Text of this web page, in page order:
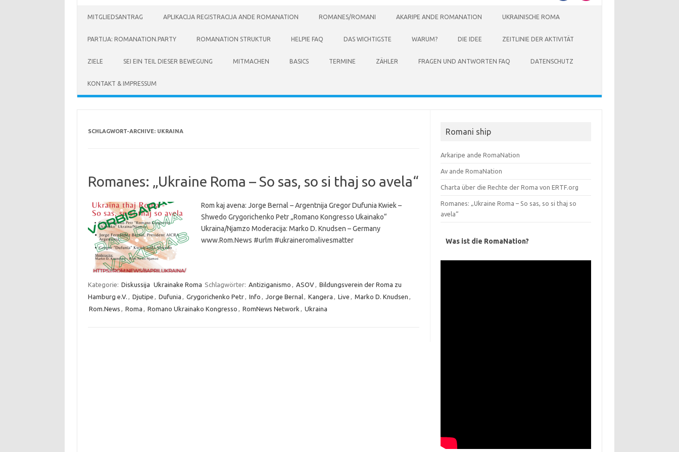
MITGLIEDSANTRAG APLIKACIJA REGISTRACIJA ANDE ROMANATION ROMANES/ROMANI AKARIPE ANDE ROMANATION UKRAINISCHE ROMA
PARTIJA: ROMANATION.PARTY ROMANATION STRUKTUR HELPIE FAQ DAS WICHTIGSTE WARUM? DIE IDEE ZEITLINIE DER AKTIVITÄT
ZIELE SEI EIN TEIL DIESER BEWEGUNG MITMACHEN BASICS TERMINE ZÄHLER FRAGEN UND ANTWORTEN FAQ DATENSCHUTZ
KONTAKT & IMPRESSUM
SCHLAGWORT-ARCHIVE: UKRAINA
Romanes: „Ukraine Roma – So sas, so si thaj so avela“
Rom kaj avena: Jorge Bernal – Argentnija Gregor Dufunia Kwiek –
Shwedo Grygorichenko Petr „Romano Kongresso Ukainako“
Ukraina/Njamzo Moderacija: Marko D. Knudsen – Germany
www.Rom.News #urlm #ukraineromalivesmatter
Kategorie: Diskussija Ukrainake Roma Schlagwörter: Antiziganismo , ASOV, Bildungsverein der Roma zu
Hamburg e.V. , Djutipe , Dufunia , Grygorichenko Petr, Info , Jorge Bernal, Kangera , Live , Marko D. Knudsen ,
Rom.News , Roma , Romano Ukrainako Kongresso , RomNews Network , Ukraina
Romani ship
Arkaripe ande RomaNation
Av ande RomaNation
Charta über die Rechte der Roma von ERTF.org
Romanes: „Ukraine Roma – So sas, so si thaj so
avela“
Was ist die RomaNation?